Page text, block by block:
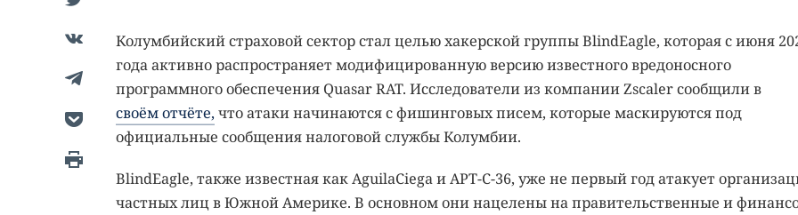
Колумбийский страховой сектор стал целью хакерской группы BlindEagle, которая с июня
года активно распространяет модифицированную версию известного вредоносного
программного обеспечения Quasar RAT. Исследователи из компании Zscaler сообщили в
своём отчёте, что атаки начинаются с фишинговых писем, которые маскируются под
официальные сообщения налоговой службы Колумбии.
BlindEagle, также известная как AguilaCiega и APT-C-36, уже не первый год атакует
частных лиц в Южной Америке. В основном они нацелены на правительственные и